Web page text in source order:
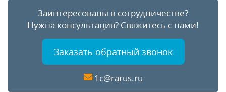
Заинтересованы в сотрудничестве?
Нужна консультация? Свяжитесь с нами!
Заказать обратный звонок
1c@rarus.ru